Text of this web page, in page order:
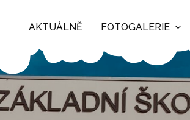
AKTUÁLNĚ FOTOGALERIE